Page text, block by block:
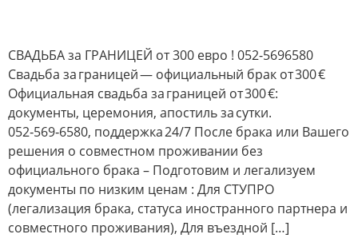
СВАДЬБА за ГРАНИЦЕЙ от 300 евро ! 052-5696580
Свадьба за границей — официальный брак от 300 €
Официальная свадьба за границей от 300 €:
документы, церемония, апостиль за сутки.
052‑569‑6580, поддержка 24/7 После брака или Вашего
решения о совместном проживании без
официального брака – Подготовим и легализуем
документы по низким ценам : Для СТУПРО
(легализация брака, статуса иностранного партнера и
совместного проживания), Для въездной […]